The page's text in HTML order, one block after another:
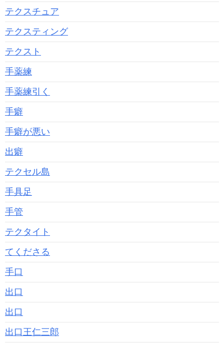
テクスチュア
テクスティング
テクスト
手薬練
手薬練引く
手癖
手癖が悪い
出癖
テクセル島
手具足
手管
テクタイト
てくださる
手口
出口
出口
出口王仁三郎